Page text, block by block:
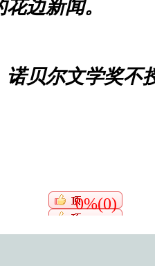
边新闻。
贝尔文学奖不
0%(0)